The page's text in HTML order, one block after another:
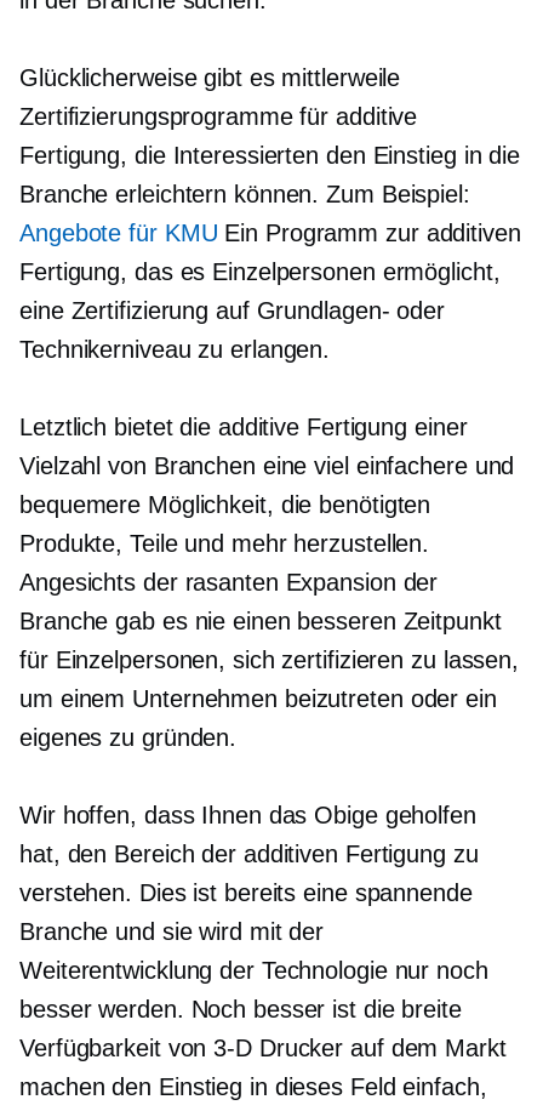
Glücklicherweise gibt es mittlerweile
Zertifizierungsprogramme für additive
Fertigung, die Interessierten den Einstieg in die
Branche erleichtern können. Zum Beispiel:
Angebote für KMU Ein Programm zur additiven
Fertigung, das es Einzelpersonen ermöglicht,
eine Zertifizierung auf Grundlagen- oder
Technikerniveau zu erlangen.
Letztlich bietet die additive Fertigung einer
Vielzahl von Branchen eine viel einfachere und
bequemere Möglichkeit, die benötigten
Produkte, Teile und mehr herzustellen.
Angesichts der rasanten Expansion der
Branche gab es nie einen besseren Zeitpunkt
für Einzelpersonen, sich zertifizieren zu lassen,
um einem Unternehmen beizutreten oder ein
eigenes zu gründen.
Wir hoffen, dass Ihnen das Obige geholfen
hat, den Bereich der additiven Fertigung zu
verstehen. Dies ist bereits eine spannende
Branche und sie wird mit der
Weiterentwicklung der Technologie nur noch
besser werden. Noch besser ist die breite
Verfügbarkeit von3-DDrucker auf dem Markt
machen den Einstieg in dieses Feld einfach,